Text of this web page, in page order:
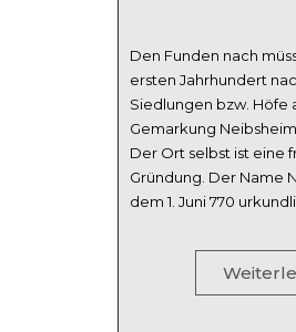
Den Funden nach
ersten Jahrhundert
Siedlungen bzw. Höfe
Gemarkung
Der Ort selbst ist eine
Gründung. Der Name
dem 1. Juni 770